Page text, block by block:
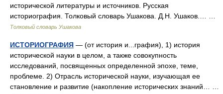
исторической литературы и источников. Русская
историография. Толковый словарь Ушакова. Д.Н. Ушаков.… …
Толковый словарь Ушакова
ИСТОРИОГРАФИЯ — (от история и...графия), 1) история
исторической науки в целом, а также совокупность
исследований, посвященных определенной эпохе, теме,
проблеме. 2) Отрасль исторической науки, изучающая ее
становление и развитие (накопление исторических знаний… …